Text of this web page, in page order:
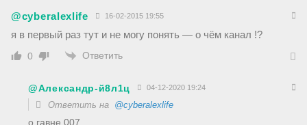
@cyberalexlife 16-02-2015 19:55
я в первый раз тут и не могу понять — о чём канал !?
0 Ответить
@Александр-й8л1ц 04-12-2020 19:24
Ответить на @cyberalexlife
о гавне 007